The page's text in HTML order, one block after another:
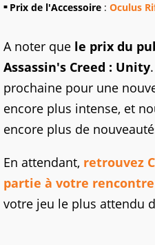
Prix de l'Accessoire : Oculus
A noter que le prix du
Assassin's Creed : Unity
prochaine pour une
encore plus intense, et
encore plus de
En attendant, retrouvez
partie à votre rencontre
votre jeu le plus attendu